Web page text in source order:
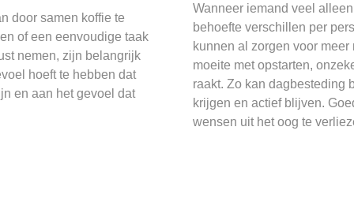
door samen koffie te
of een eenvoudige taak
nemen, zijn belangrijk
hoeft te hebben dat
en aan het gevoel dat
Wanneer iemand veel
behoefte verschillen per
kunnen al zorgen voor
moeite met opstarten,
raakt. Zo kan dagbesteding
krijgen en actief blijven.
wensen uit het oog te